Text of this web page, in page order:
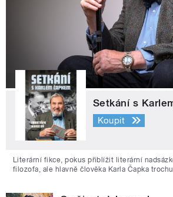
Setkání s
Koupit
Literární fikce, pokus přiblížit literární
filozofa, ale hlavně člověka Karla Čapka